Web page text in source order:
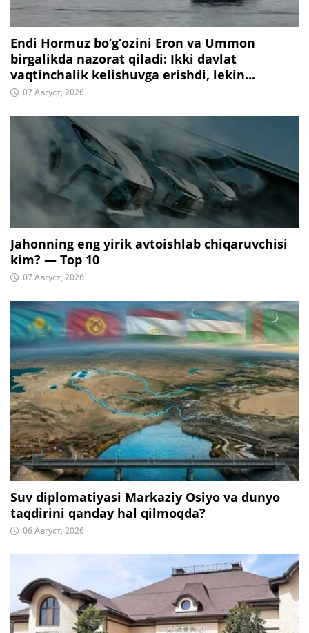
Endi Hormuz bo‘g‘ozini Eron va Ummon
birgalikda nazorat qiladi: Ikki davlat
vaqtinchalik kelishuvga erishdi, lekin...
07 Август, 2026
Jahonning eng yirik avtoishlab chiqaruvchisi
kim? — Top 10
07 Август, 2026
Suv diplomatiyasi Markaziy Osiyo va dunyo
taqdirini qanday hal qilmoqda?
06 Август, 2026